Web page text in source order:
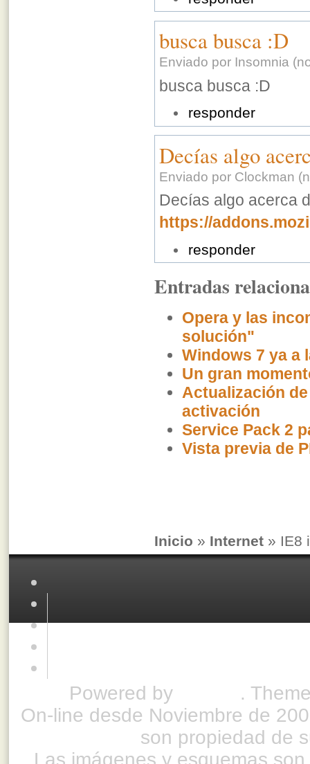
busca busca :D
Enviado por Insomnia
busca busca :D
responder
Decías algo
Enviado por Clockman
Decías algo acerca
https://
responder
Entradas
Opera y las
solución"
Windows 7 ya a
Un gran
Actualización
activación
Service Pack 2
Vista previa de
Inicio » Internet » IE8
Powered by
.
On-line desde Noviembre de
son propiedad de
Las imágenes y esquemas